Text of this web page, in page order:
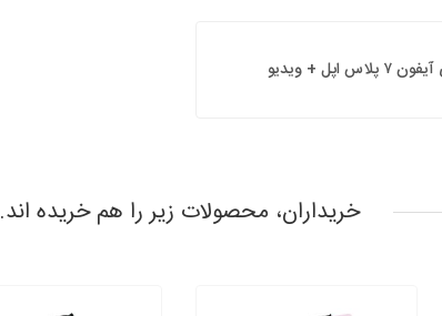
+ ویدیو
خریداران، محصولات زیر را هم خریده اند.